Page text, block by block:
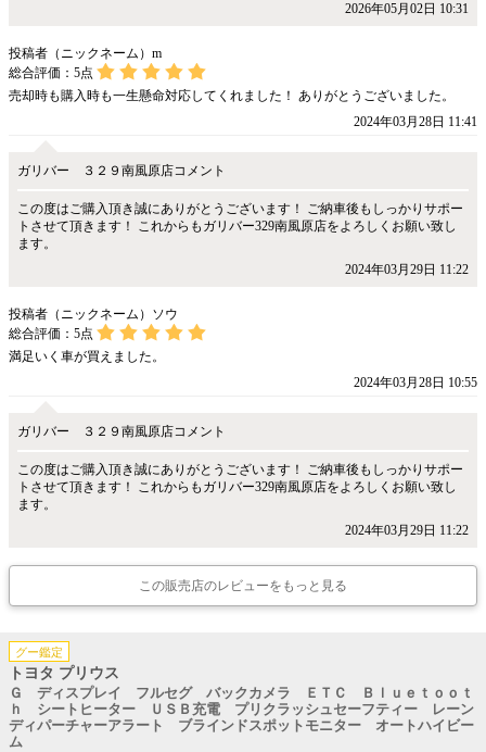
2026年05月02日 10:31
投稿者（ニックネーム）m
総合評価： 5点
売却時も購入時も一生懸命対応してくれました！ ありがとうございました。
2024年03月28日 11:41
ガリバー ３２９南風原店コメント
この度はご購入頂き誠にありがとうございます！ ご納車後もしっかりサポー
トさせて頂きます！ これからもガリバー329南風原店をよろしくお願い致し
ます。
2024年03月29日 11:22
投稿者（ニックネーム）ソウ
総合評価： 5点
満足いく車が買えました。
2024年03月28日 10:55
ガリバー ３２９南風原店コメント
この度はご購入頂き誠にありがとうございます！ ご納車後もしっかりサポー
トさせて頂きます！ これからもガリバー329南風原店をよろしくお願い致し
ます。
2024年03月29日 11:22
この販売店のレビューをもっと見る
グー鑑定
トヨタ プリウス
Ｇ ディスプレイ フルセグ バックカメラ ＥＴＣ Ｂｌｕｅｔｏｏｔ
ｈ シートヒーター ＵＳＢ充電 プリクラッシュセーフティー レーン
ディパーチャーアラート ブラインドスポットモニター オートハイビー
ム